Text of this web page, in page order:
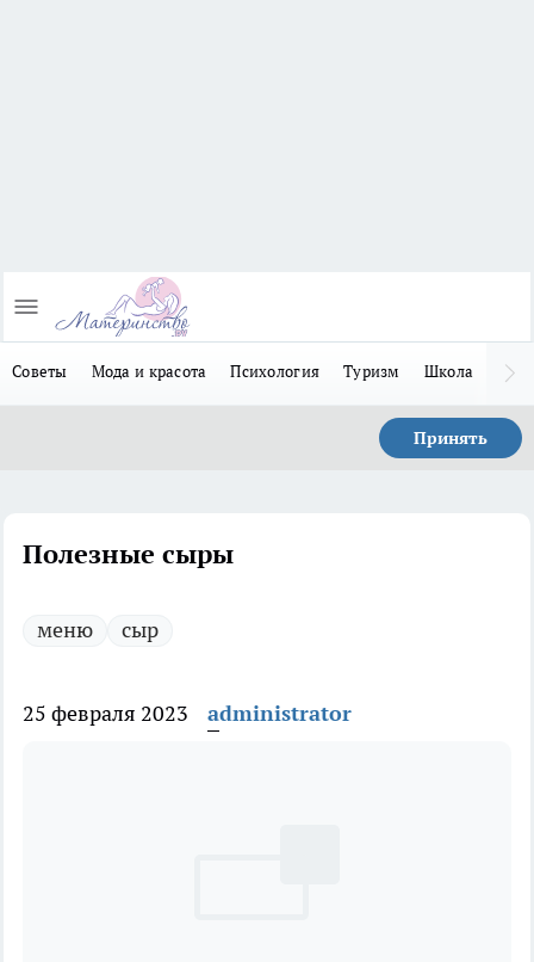
Советы Мода и красота Психология Туризм Школа
Принять
Полезные сыры
меню сыр
25 февраля 2023 administrator